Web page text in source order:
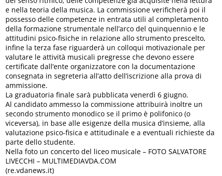
e nella teoria della musica. La commissione verificherà poi il
possesso delle competenze in entrata utili al completamento
della formazione strumentale nell’arco del quinquennio e le
attitudini psico-fisiche in relazione allo strumento prescelto,
infine la terza fase riguarderà un colloqui motivazionale per
valutare le attività musicali pregresse che devono essere
certificate dall’ente organizzatore con la documentazione
consegnata in segreteria all’atto dell’iscrizione alla prova di
ammissione.
La graduatoria finale sarà pubblicata venerdì 6 giugno.
Al candidato ammesso la commissione attribuirà inoltre un
secondo strumento monodico se il primo è polifonico (o
viceversa), in base alle esigenze della musica d’insieme, alla
valutazione psico-fisica e attitudinale e a eventuali richieste da
parte dello studente.
Nella foto un concerto del liceo musicale – FOTO SALVATORE
LIVECCHI – MULTIMEDIAVDA.COM
(re.vdanews.it)